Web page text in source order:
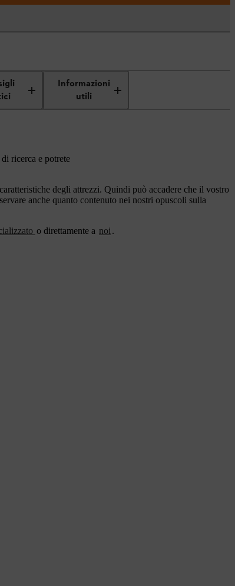
Informazioni
utili
ricerca e potrete
degli attrezzi. Quindi può accadere che il vostro
anche quanto contenuto nei nostri opuscoli sulla
o direttamente a noi .